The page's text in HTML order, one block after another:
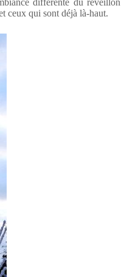
ceux qui sont déjà là-haut.